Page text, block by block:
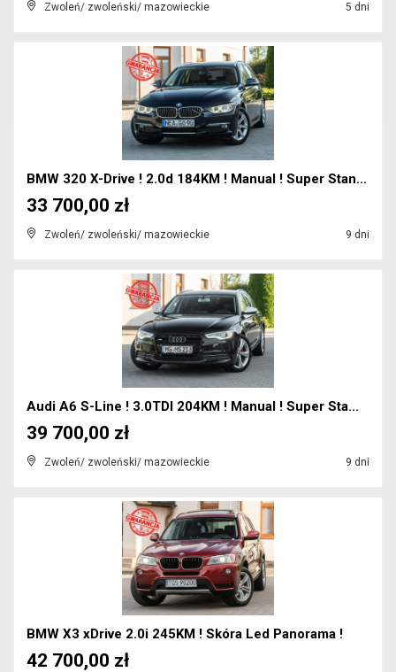
Zwoleń/ zwoleński/ mazowieckie 5 dni
BMW 320 X-Drive ! 2.0d 184KM ! Manual ! Super Stan...
Zwoleń/ zwoleński/ mazowieckie 9 dni
33 700,00 zł
Audi A6 S-Line ! 3.0TDI 204KM ! Manual ! Super Sta...
Zwoleń/ zwoleński/ mazowieckie 9 dni
39 700,00 zł
BMW X3 xDrive 2.0i 245KM ! Skóra Led Panorama !
42 700,00 zł